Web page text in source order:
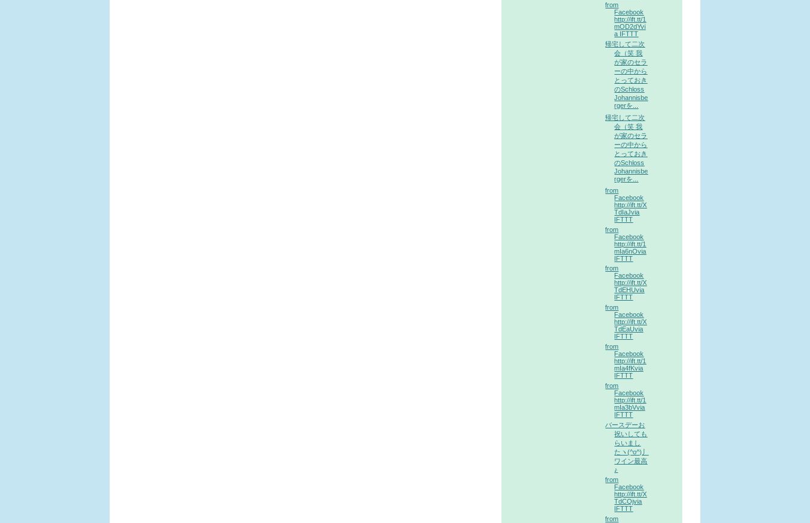
from
Facebook
http://ift.tt/1
mOD2dYvi
a IFTTT
帰宅して二次
会（笑 我
が家のセラ
ーの中から
とっておき
のSchloss
Johannisbe
rgerを...
帰宅して二次
会（笑 我
が家のセラ
ーの中から
とっておき
のSchloss
Johannisbe
rgerを...
from
Facebook
http://ift.tt/X
TdIaJvia
IFTTT
from
Facebook
http://ift.tt/1
mIa6nOvia
IFTTT
from
Facebook
http://ift.tt/X
TdEHUvia
IFTTT
from
Facebook
http://ift.tt/X
TdEaUvia
IFTTT
from
Facebook
http://ift.tt/1
mIa4fKvia
IFTTT
from
Facebook
http://ift.tt/1
mIa3bVvia
IFTTT
バースデーお
祝いしても
らいまし
たヽ(^o^)丿
ワイン最高
♪
from
Facebook
http://ift.tt/X
TdCQjvia
IFTTT
from